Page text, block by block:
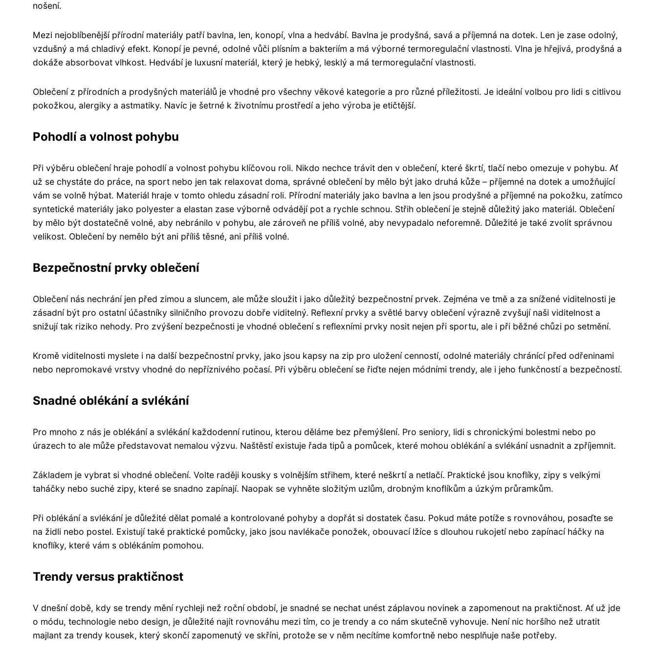
nošení.
Mezi nejoblíbenější přírodní materiály patří bavlna, len, konopí, vlna a hedvábí. Bavlna je prodyšná, savá a příjemná na dotek. Len je zase odolný,
vzdušný a má chladivý efekt. Konopí je pevné, odolné vůči plísním a bakteriím a má výborné termoregulační vlastnosti. Vlna je hřejivá, prodyšná a
dokáže absorbovat vlhkost. Hedvábí je luxusní materiál, který je hebký, lesklý a má termoregulační vlastnosti.
Oblečení z přírodních a prodyšných materiálů je vhodné pro všechny věkové kategorie a pro různé příležitosti. Je ideální volbou pro lidi s citlivou
pokožkou, alergiky a astmatiky. Navíc je šetrné k životnímu prostředí a jeho výroba je etičtější.
Pohodlí a volnost pohybu
Při výběru oblečení hraje pohodlí a volnost pohybu klíčovou roli. Nikdo nechce trávit den v oblečení, které škrtí, tlačí nebo omezuje v pohybu. Ať
už se chystáte do práce, na sport nebo jen tak relaxovat doma, správné oblečení by mělo být jako druhá kůže – příjemné na dotek a umožňující
vám se volně hýbat. Materiál hraje v tomto ohledu zásadní roli. Přírodní materiály jako bavlna a len jsou prodyšné a příjemné na pokožku, zatímco
syntetické materiály jako polyester a elastan zase výborně odvádějí pot a rychle schnou. Střih oblečení je stejně důležitý jako materiál. Oblečení
by mělo být dostatečně volné, aby nebránilo v pohybu, ale zároveň ne příliš volné, aby nevypadalo neforemně. Důležité je také zvolit správnou
velikost. Oblečení by nemělo být ani příliš těsné, ani příliš volné.
Bezpečnostní prvky oblečení
Oblečení nás nechrání jen před zimou a sluncem, ale může sloužit i jako důležitý bezpečnostní prvek. Zejména ve tmě a za snížené viditelnosti je
zásadní být pro ostatní účastníky silničního provozu dobře viditelný. Reflexní prvky a světlé barvy oblečení výrazně zvyšují naši viditelnost a
snižují tak riziko nehody. Pro zvýšení bezpečnosti je vhodné oblečení s reflexními prvky nosit nejen při sportu, ale i při běžné chůzi po setmění.
Kromě viditelnosti myslete i na další bezpečnostní prvky, jako jsou kapsy na zip pro uložení cenností, odolné materiály chránící před odřeninami
nebo nepromokavé vrstvy vhodné do nepříznivého počasí. Při výběru oblečení se řiďte nejen módními trendy, ale i jeho funkčností a bezpečností.
Snadné oblékání a svlékání
Pro mnoho z nás je oblékání a svlékání každodenní rutinou, kterou děláme bez přemýšlení. Pro seniory, lidi s chronickými bolestmi nebo po
úrazech to ale může představovat nemalou výzvu. Naštěstí existuje řada tipů a pomůcek, které mohou oblékání a svlékání usnadnit a zpříjemnit.
Základem je vybrat si vhodné oblečení. Volte raději kousky s volnějším střihem, které neškrtí a netlačí. Praktické jsou knoflíky, zipy s velkými
taháčky nebo suché zipy, které se snadno zapínají. Naopak se vyhněte složitým uzlům, drobným knoflíkům a úzkým průramkům.
Při oblékání a svlékání je důležité dělat pomalé a kontrolované pohyby a dopřát si dostatek času. Pokud máte potíže s rovnováhou, posaďte se
na židli nebo postel. Existují také praktické pomůcky, jako jsou navlékače ponožek, obouvací lžíce s dlouhou rukojetí nebo zapínací háčky na
knoflíky, které vám s oblékáním pomohou.
Trendy versus praktičnost
V dnešní době, kdy se trendy mění rychleji než roční období, je snadné se nechat unést záplavou novinek a zapomenout na praktičnost. Ať už jde
o módu, technologie nebo design, je důležité najít rovnováhu mezi tím, co je trendy a co nám skutečně vyhovuje. Není nic horšího než utratit
majlant za trendy kousek, který skončí zapomenutý ve skříni, protože se v něm necítíme komfortně nebo nesplňuje naše potřeby.